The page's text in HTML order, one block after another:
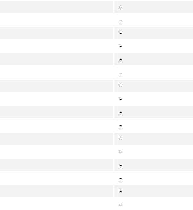
-
-
-
-
-
-
-
-
-
-
-
-
-
-
-
-